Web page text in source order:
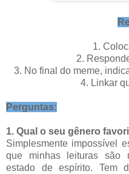
1.
2.
3. No final do meme,
4. Linkar
Perguntas:
1. Qual o seu gênero
Simplesmente impossível
que minhas leituras são
estado de espírito. Tem